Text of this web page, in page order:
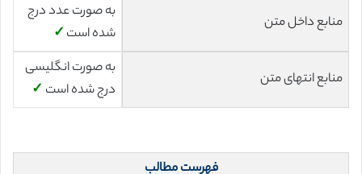
منابع داخل متن
به صورت عدد درج
شده است ✓
منابع انتهای متن
به صورت انگلیسی
درج شده است ✓
فهرست مطالب